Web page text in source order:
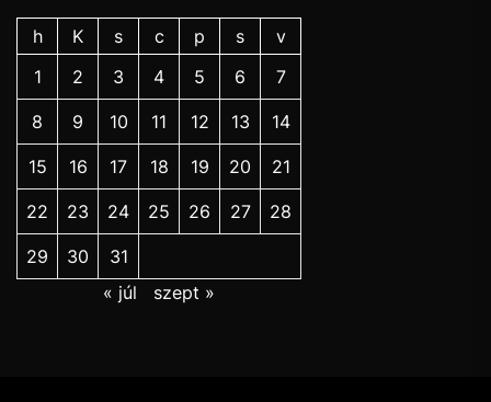
h K s c p s
v
1
2 3 4 5 6 7
8 9 10 11 12 13 14
15 16 17 18 19 20 21
22 23 24 25 26 27 28
29 30
31
« júl
szept »